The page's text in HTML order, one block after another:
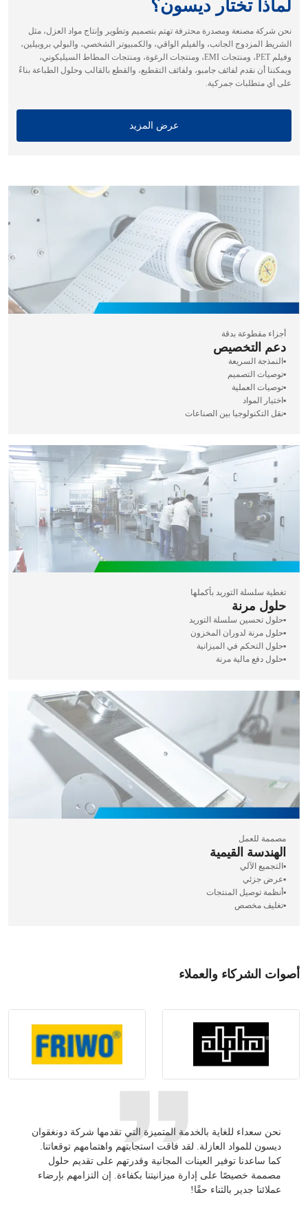
لماذا تختار ديسون؟
نحن شركة مصنعة ومصدرة محترفة تهتم بتصميم وتطوير وإنتاج مواد العزل، مثل
الشريط المزدوج الجانب، والفيلم الواقي، والكمبيوتر الشخصي، والبولي بروبيلين،
وفيلم PET، ومنتجات EMI، ومنتجات الرغوة، ومنتجات المطاط السيليكوني،
ويمكننا أن نقدم لفائف جامبو، ولفائف التقطيع، والقطع بالقالب وحلول الطباعة بناءً
على أي متطلبات جمركية.
عرض المزيد
أجزاء مقطوعة بدقة
دعم التخصيص
▪️النمذجة السريعة
▪️توصيات التصميم
▪️توصيات العملية
▪️اختيار المواد
▪️نقل التكنولوجيا بين الصناعات
تغطية سلسلة التوريد بأكملها
حلول مرنة
▪️حلول تحسين سلسلة التوريد
▪️حلول مرنة لدوران المخزون
▪️حلول التحكم في الميزانية
▪️حلول دفع مالية مرنة
مصممة للعمل
الهندسة القيمية
▪️التجميع الآلي
▪️عرض جزئي
▪️أنظمة توصيل المنتجات
▪️تغليف مخصص
أصوات الشركاء والعملاء
نحن سعداء للغاية بالخدمة المتميزة التي تقدمها شركة دونغقوان
ديسون للمواد العازلة. لقد فاقت استجابتهم واهتمامهم توقعاتنا.
كما ساعدنا توفير العينات المجانية وقدرتهم على تقديم حلول
مصممة خصيصًا على إدارة ميزانيتنا بكفاءة. إن التزامهم بإرضاء
عملائنا جدير بالثناء حقًا!